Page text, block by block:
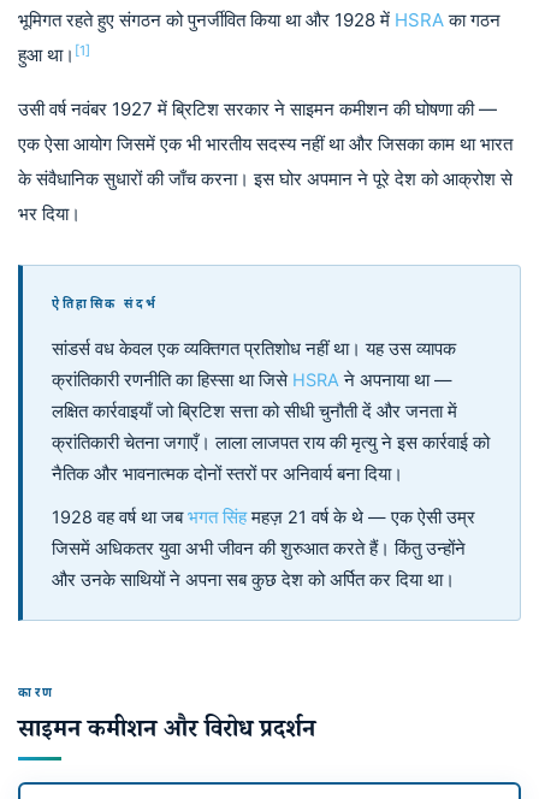
भूमिगत रहते हुए संगठन को पुनर्जीवित किया था और 1928 में HSRAका गठन
हुआ था। [1]
उसी वर्ष नवंबर 1927 में ब्रिटिश सरकार ने साइमन कमीशन की घोषणा की —
एक ऐसा आयोग जिसमें एक भी भारतीय सदस्य नहीं था और जिसका काम था भारत
के संवैधानिक सुधारों की जाँच करना। इस घोर अपमान ने पूरे देश को आक्रोश से
भर दिया।
ऐतिहासिक संदर्भ
सांडर्स वध केवल एक व्यक्तिगत प्रतिशोध नहीं था। यह उस व्यापक
क्रांतिकारी रणनीति का हिस्सा था जिसे HSRAने अपनाया था —
लक्षित कार्रवाइयाँ जो ब्रिटिश सत्ता को सीधी चुनौती दें और जनता में
क्रांतिकारी चेतना जगाएँ। लाला लाजपत राय की मृत्यु ने इस कार्रवाई को
नैतिक और भावनात्मक दोनों स्तरों पर अनिवार्य बना दिया।
1928 वह वर्ष था जबभगत सिंहमहज़ 21 वर्ष के थे — एक ऐसी उम्र
जिसमें अधिकतर युवा अभी जीवन की शुरुआत करते हैं। किंतु उन्होंने
और उनके साथियों ने अपना सब कुछ देश को अर्पित कर दिया था।
कारण
साइमन कमीशन और विरोध प्रदर्शन